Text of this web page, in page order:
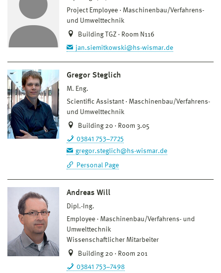
Project Employee
Maschinenbau/Verfahrens-
und Umwelttechnik
Building TGZ · Room N116
jan.siemitkowski@hs-wismar.de
Gregor Steglich
M. Eng.
Scientific Assistant
Maschinenbau/Verfahrens-
und Umwelttechnik
Building 20 · Room 3.05
03841 753–7725
gregor.steglich@hs-wismar.de
Personal Page
Andreas Will
Dipl.-Ing.
Employee
Maschinenbau/Verfahrens- und
Umwelttechnik
Wissenschaftlicher Mitarbeiter
Building 20 · Room 201
03841 753–7498